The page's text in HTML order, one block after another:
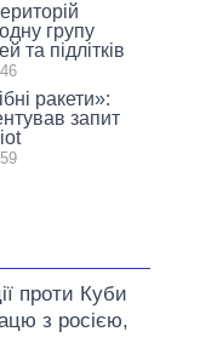
групу
та підлітків
ракети»:
запит
проти Куби
з росією,